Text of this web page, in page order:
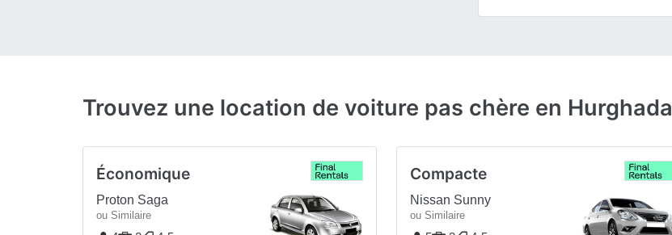
Trouvez une location de voiture pas chère en Hurghada
Économique
Proton Saga
ou Similaire
Compacte
Nissan Sunny
ou Similaire